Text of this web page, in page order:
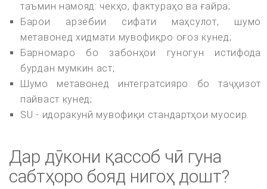
таъмин намояд: чекҳо, фактураҳо ва ғайра;
Барои арзёбии сифати маҳсулот, шумо
метавонед хидмати мувофиқро оғоз кунед;
Барномаро бо забонҳои гуногун истифода
бурдан мумкин аст;
Шумо метавонед интегратсияро бо таҷҳизот
пайваст кунед;
SU - идоракунӣ мувофиқи стандартҳои муосир.
Дар дӯкони қассоб чӣ гуна
сабтҳоро бояд нигоҳ дошт?